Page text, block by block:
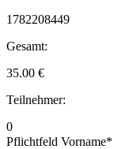
1782208449
Gesamt:
35.00 €
Teilnehmer:
0
Pflichtfeld Vorname*